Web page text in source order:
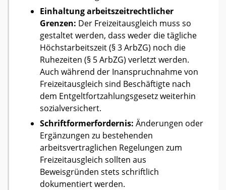
Einhaltung arbeitszeitrechtlicher
Grenzen: Der Freizeitausgleich muss so
gestaltet werden, dass weder die tägliche
Höchstarbeitszeit (§ 3 ArbZG) noch die
Ruhezeiten (§ 5 ArbZG) verletzt werden.
Auch während der Inanspruchnahme von
Freizeitausgleich sind Beschäftigte nach
dem Entgeltfortzahlungsgesetz weiterhin
sozialversichert.
Schriftformerfordernis: Änderungen oder
Ergänzungen zu bestehenden
arbeitsvertraglichen Regelungen zum
Freizeitausgleich sollten aus
Beweisgründen stets schriftlich
dokumentiert werden.